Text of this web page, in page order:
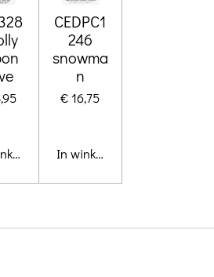
CEDPC1
246
snowma
n
€ 16,75
In winkelwagen